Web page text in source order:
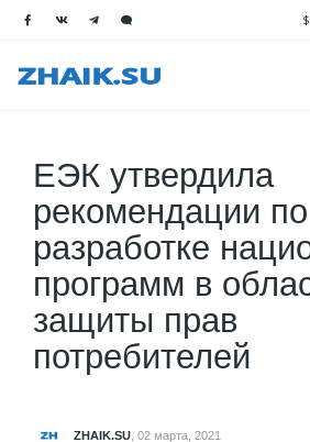
$
ЕЭК утвердила
рекомендации по
разработке
программ в
защиты прав
потребителей
ZHAIK.SU 02 марта, 2021